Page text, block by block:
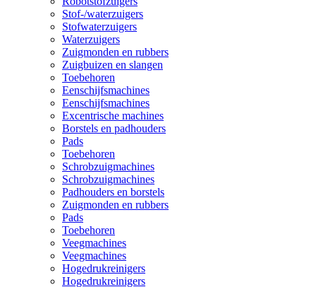
Stof-/waterzuigers
Stofwaterzuigers
Waterzuigers
Zuigmonden en rubbers
Zuigbuizen en slangen
Toebehoren
Eenschijfsmachines
Eenschijfsmachines
Excentrische machines
Borstels en padhouders
Pads
Toebehoren
Schrobzuigmachines
Schrobzuigmachines
Padhouders en borstels
Zuigmonden en rubbers
Pads
Toebehoren
Veegmachines
Veegmachines
Hogedrukreinigers
Hogedrukreinigers